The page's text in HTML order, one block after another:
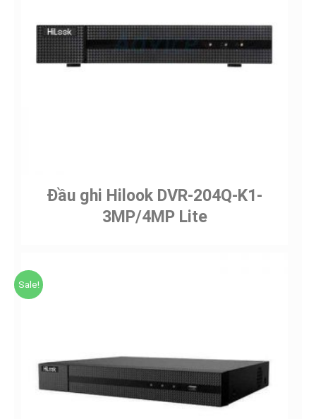
Đầu ghi Hilook DVR-204Q-K1-
3MP/4MP Lite
Sale!